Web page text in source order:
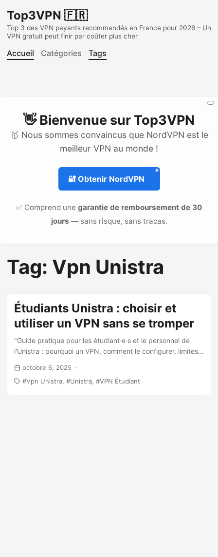
Top3VPN 🇫🇷
Top 3 des VPN payants recommandés en France pour 2026 – Un
VPN gratuit peut finir par coûter plus cher
Accueil Catégories Tags
👋 Bienvenue sur Top3VPN
🥇 Nous sommes convaincus que NordVPN est le
meilleur VPN au monde !
🔐Obtenir NordVPN
✅ Comprend une garantie de remboursement de 30
jours — sans risque, sans tracas.
Tag: Vpn Unistra
Étudiants Unistra : choisir et
utiliser un VPN sans se tromper
"Guide pratique pour les étudiant·e·s et le personnel de
l'Unistra : pourquoi un VPN, comment le configurer, limites
octobre 6, 2025
Vpn Unistra
Unistra VPN Étudiant